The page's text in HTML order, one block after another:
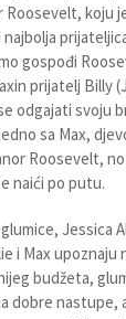
Roosevelt, koju
gospođi
prijatelj Billy
odgajati svoju
sa Max,
Roosevelt,
naići po putu.
Jessica
i Max upoznaju
budžeta,
dobre nastupe,